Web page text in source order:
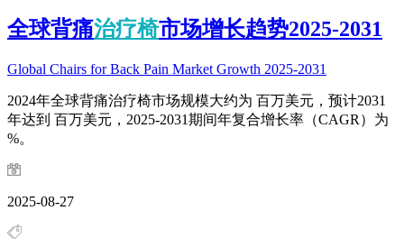
全球背痛治疗椅市场增长趋势2025-2031
Global Chairs for Back Pain Market Growth 2025-2031
2024年全球背痛治疗椅市场规模大约为 百万美元，预计2031
年达到 百万美元，2025-2031期间年复合增长率（CAGR）为
%。
2025-08-27